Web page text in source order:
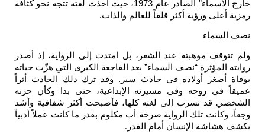
خارج الأسماء” الصادر عام 1973، حيث أخذت لغته تتجه نحو كثافة
رمزية أعلى ورؤية أكثر قلقاً للعالم والذات.
نصف السماء
ولم تتوقف موهبته عند الشعر، بل امتدت إلى الرواية، إذ أصدر
روايته المؤثرة “نصف السماء” بعد الفاجعة الكبرى التي هزّت حياته
بوفاة أصغر أولاده في حادث سير. وقد ترك ذلك الحادث أثراً
عميقاً في روحه وفي مسيرته الإبداعية، حتى بدا وكأن حزنه
الشخصي قد تسرب إلى لغته كلها، فأصبحت أكثر شفافية وأشد
وجعاً، وكانت تلك الرواية صرخة أب مكلوم بقدر ما كانت عملاً أدبياً
يكشف هشاشة الإنسان أمام القدر .